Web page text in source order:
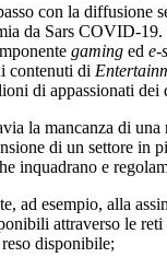
con la diffusione
da Sars COVID-
gaming ed e-
contenuti di
di appassionati dei
la mancanza di
di un settore in
inquadrano e
ad esempio, alla
attraverso le
disponibile;